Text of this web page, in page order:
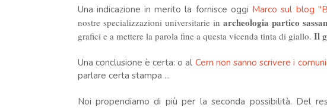
Una indicazione in merito la fornisce oggi Marco sul blog
nostre specializzazioni universitarie inarcheologia partico
grafici e a mettere la parola fine a questa vicenda tinta di giallo. Il
Una conclusione è certa: o al Cern non sanno scrivere i
parlare certa stampa ...
Noi propendiamo di più per la seconda possibilità. Del